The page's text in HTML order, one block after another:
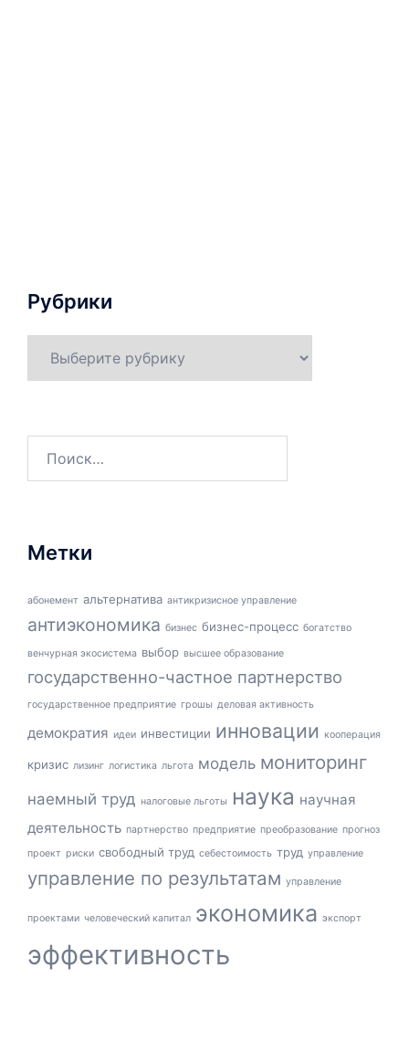
Рубрики
Метки
абонемент альтернатива антикризисное управление
антиэкономика бизнес бизнес-процесс богатство
венчурная экосистема выбор высшее образование
государственно-частное партнерство
государственное предприятие грошы деловая активность
демократия идеи инвестиции инновации кооперация
кризис лизинг логистика льгота модель мониторинг
наемный труд налоговые льготы наука научная
деятельность партнерство предприятие преобразование прогноз
проект риски свободный труд себестоимость труд управление
управление по результатам управление
проектами человеческий капитал экономика экспорт
эффективность